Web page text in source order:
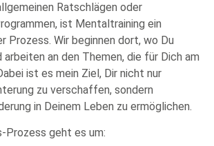
Ratschlägen oder
ist Mentaltraining ein
Prozess. Wir beginnen dort, wo Du
an den Themen, die für Dich am
ist es mein Ziel, Dir nicht nur
zu verschaffen, sondern
in Deinem Leben zu ermöglichen.
Prozess geht es um: